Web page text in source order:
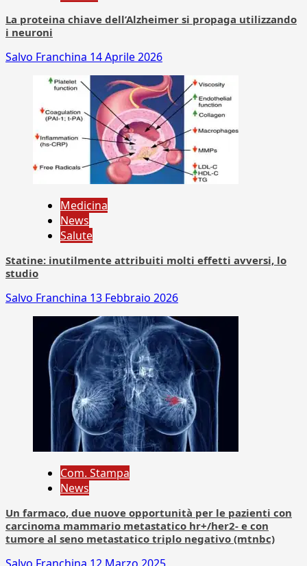
La proteina chiave dell’Alzheimer si propaga utilizzando
i neuroni
Salvo Franchina 14 Aprile 2026
Medicina
News
Salute
Statine: inutilmente attribuiti molti effetti avversi, lo
studio
Salvo Franchina 13 Febbraio 2026
Com. Stampa
News
Un farmaco, due nuove opportunità per le pazienti con
carcinoma mammario metastatico hr+/her2- e con
tumore al seno metastatico triplo negativo (mtnbc)